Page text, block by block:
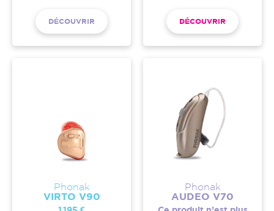
DÉCOUVRIR DÉCOUVRIR
Phonak
VIRTO V90
Phonak
AUDEO V70